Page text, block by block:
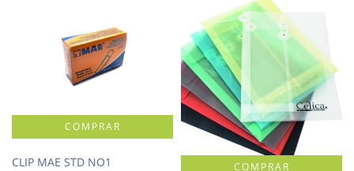
CLIP MAE STD NO1